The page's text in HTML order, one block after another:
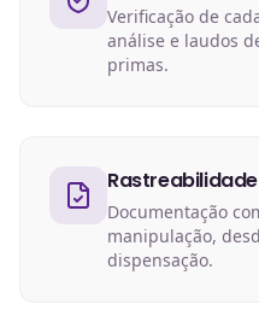
Verificação de
análise e laudos
primas.
Documentação
manipulação,
dispensação.